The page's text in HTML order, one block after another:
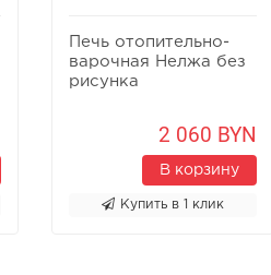
Печь отопительно-
варочная Нелжа без
рисунка
2 060 BYN
В корзину
Купить в 1 клик